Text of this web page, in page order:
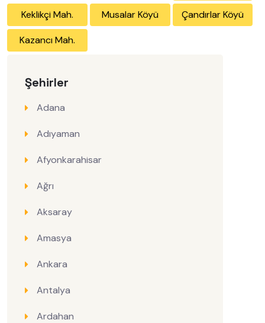
Şehirler
Adana
Adıyaman
Afyonkarahisar
Ağrı
Aksaray
Amasya
Ankara
Antalya
Ardahan
Keklikçi Mah. Musalar Köyü Çandırlar Köyü
Kazancı Mah.